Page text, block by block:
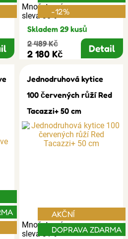
Množstevní
sleva 30%-12%
Skladem 29 kusů
2 489 Kč
2 180 Kč Detail
Jednodruhová kytice
100 červených růží Red
Tacazzi+ 50 cm
Množstevní
sleva 31%
AKČNÍ
DOPRAVA ZDARMA